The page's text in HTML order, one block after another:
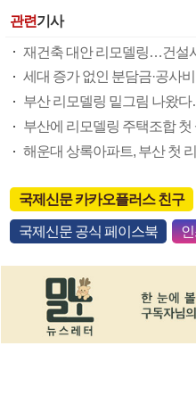
관련기사
재건축 대안 리모델링…건설
세대 증가 없인 분담금·공사
부산 리모델링 밑그림 나왔
부산에 리모델링 주택조합 첫
해운대 상록아파트, 부산 첫
국제신문 카카오플러스 친구
국제신문 공식 페이스북